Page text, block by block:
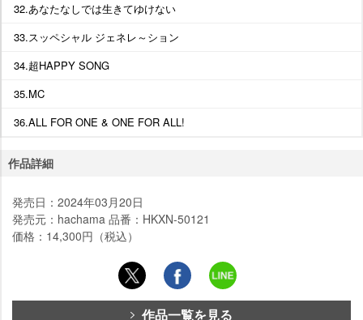
32.あなたなしでは生きてゆけない
33.スッペシャル ジェネレ～ション
34.超HAPPY SONG
35.MC
36.ALL FOR ONE & ONE FOR ALL!
作品詳細
発売日：2024年03月20日
発売元：hachama 品番：HKXN-50121
価格：14,300円（税込）
作品一覧を見る